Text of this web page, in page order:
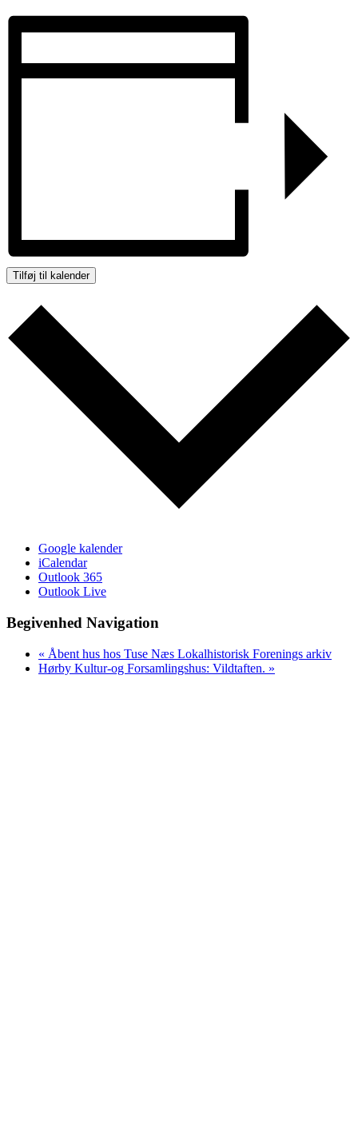
Tilføj til kalender
Google kalender
iCalendar
Outlook 365
Outlook Live
Begivenhed Navigation
« Åbent hus hos Tuse Næs Lokalhistorisk Forenings arkiv
Hørby Kultur-og Forsamlingshus: Vildtaften. »